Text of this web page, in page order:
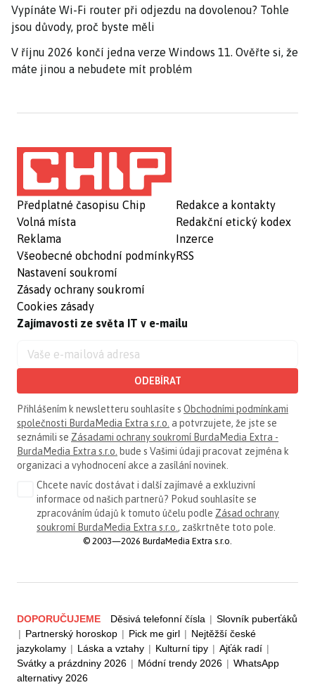
Vypínáte Wi-Fi router při odjezdu na dovolenou? Tohle
jsou důvody, proč byste měli
V říjnu 2026 končí jedna verze Windows 11. Ověřte si, že
máte jinou a nebudete mít problém
Předplatné časopisu Chip
Volná místa
Reklama
Všeobecné obchodní podmínky
Nastavení soukromí
Zásady ochrany soukromí
Cookies zásady
Redakce a kontakty
Redakční etický kodex
Inzerce
RSS
Zajímavosti ze světa IT v e-mailu
ODEBÍRAT
Přihlášením k newsletteru souhlasíte s Obchodními podmínkami
společnosti BurdaMedia Extra s.r.o. a potvrzujete, že jste se
seznámili se Zásadami ochrany soukromí BurdaMedia Extra -
BurdaMedia Extra s.r.o. bude s Vašimi údaji pracovat zejména k
organizaci a vyhodnocení akce a zasílání novinek.
Chcete navíc dostávat i další zajímavé a exkluzivní
informace od našich partnerů? Pokud souhlasíte se
zpracováním údajů k tomuto účelu podle Zásad ochrany
soukromí BurdaMedia Extra s.r.o., zaškrtněte toto pole.
© 2003—2026 BurdaMedia Extra s.r.o.
DOPORUČUJEME Děsivá telefonní čísla | Slovník puberťáků
| Partnerský horoskop | Pick me girl | Nejtěžší české
jazykolamy | Láska a vztahy | Kulturní tipy | Ajťák radí |
Svátky a prázdniny 2026 | Módní trendy 2026 | WhatsApp
alternativy 2026